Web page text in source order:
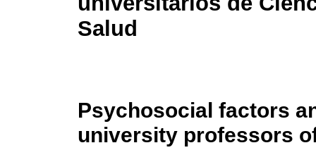
Salud
Psychosocial factors
university professors